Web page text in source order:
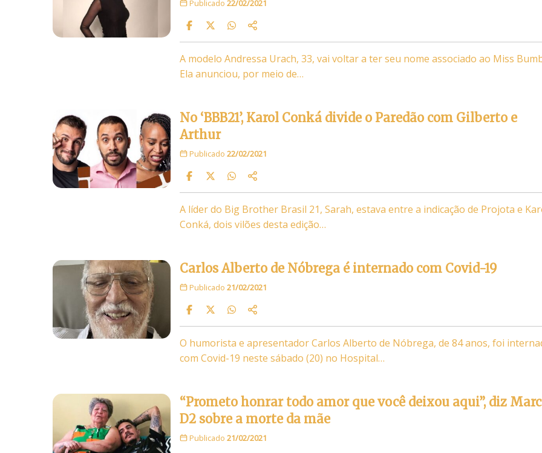
Publicado 22/02/2021
A modelo Andressa Urach, 33, vai voltar a ter seu nome associado ao Miss
Ela anunciou, por meio de…
No ‘BBB21’, Karol Conká divide o Paredão com Gilberto e
Arthur
Publicado 22/02/2021
A líder do Big Brother Brasil 21, Sarah, estava entre a indicação de Projota e
Conká, dois vilões desta edição…
Carlos Alberto de Nóbrega é internado com Covid-19
Publicado 21/02/2021
O humorista e apresentador Carlos Alberto de Nóbrega, de 84 anos, foi
com Covid-19 neste sábado (20) no Hospital…
“Prometo honrar todo amor que você deixou aqui”, diz
D2 sobre a morte da mãe
Publicado 21/02/2021